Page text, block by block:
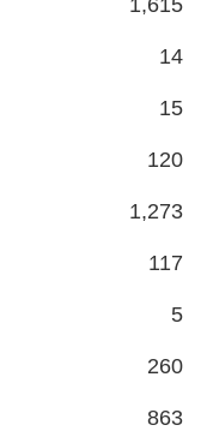
14
15
120
1,273
117
5
260
863